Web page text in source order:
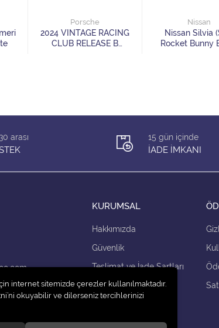
Porsche
2024 VINTAGE RACING
CLUB RELEASE B
Nissan
Nissan Silvia
Rocket Bunny
arası 15 gün içinde
İADE İMKANI
KURUMSAL
Hakkımızda
Güvenlik
Teslimat ve İade Şartları
Kargo Seçenekleri
internet sitemizde çerezler kullanılmaktadır.
okuyabilir ve dilerseniz tercihlerinizi